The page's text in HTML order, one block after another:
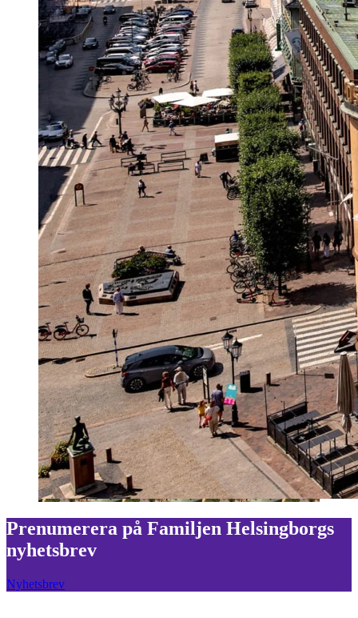
Prenumerera på Familjen Helsingborgs
nyhetsbrev
Nyhetsbrev